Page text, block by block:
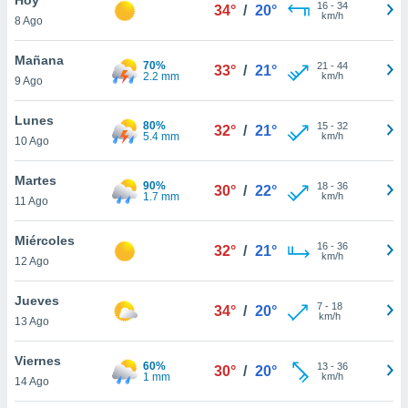
y
en
más
de
8 Ago
34° / 20° 16- 34
km/h
Mañana
9 Ago
70%
2.2 mm
33° / 21° 21 - 44
km/h
Lunes
10 Ago
80%
5.4 mm
32° / 21° 15- 32
km/h
Martes
11 Ago
90%
1.7 mm
30° / 22° 18- 36
km/h
Miércoles
12 Ago
32° / 21° 16- 36
km/h
Jueves
13 Ago
34° / 20° 7- 18
km/h
Viernes
14 Ago
60%
1 mm
30° / 20° 13- 36
km/h